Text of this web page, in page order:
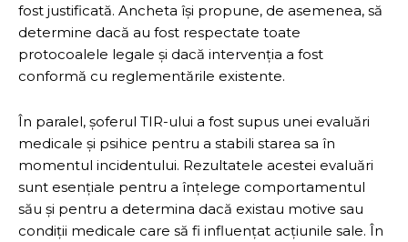
fost justificată. Ancheta își propune, de asemenea, să
determine dacă au fost respectate toate
protocoalele legale și dacă intervenția a fost
conformă cu reglementările existente.
În paralel, șoferul TIR-ului a fost supus unei evaluări
medicale și psihice pentru a stabili starea sa în
momentul incidentului. Rezultatele acestei evaluări
sunt esențiale pentru a înțelege comportamentul
său și pentru a determina dacă existau motive sau
condiții medicale care să fi influențat acțiunile sale. În